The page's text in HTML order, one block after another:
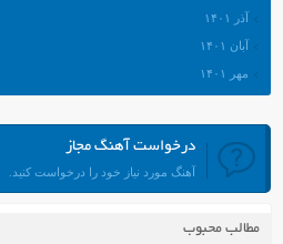
آذر ۱۴۰۱
آبان ۱۴۰۱
مهر ۱۴۰۱
مرداد ۱۴۰۱
تیر ۱۴۰۱
فروردین ۱۴۰۱
درخواست آهنگ مجاز
آهنگ مورد نیاز خود را درخواست کنید.
مطالب محبوب